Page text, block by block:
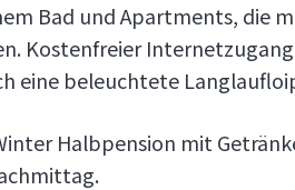
Bad und Apartments, die
Kostenfreier
eine beleuchtete
Halbpension mit